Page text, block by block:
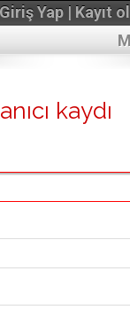
Giriş Yap | Kayıt ol
kaydı